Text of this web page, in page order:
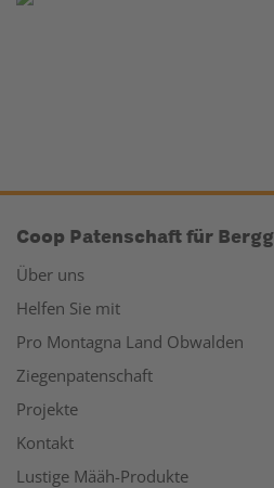
Coop Patenschaft für
Über uns
Helfen Sie mit
Pro Montagna Land Obwalden
Ziegenpatenschaft
Projekte
Kontakt
Lustige Määh-Produkte